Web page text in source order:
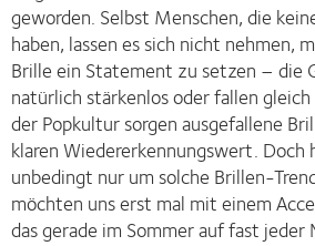
geworden. Selbst Menschen, die
haben, lassen es sich nicht nehmen,
Brille ein Statement zu setzen – die
natürlich stärkenlos oder fallen
der Popkultur sorgen ausgefallene
klaren Wiedererkennungswert. Doch
unbedingt nur um solche Brillen-
möchten uns erst mal mit einem
das gerade im Sommer auf fast jeder